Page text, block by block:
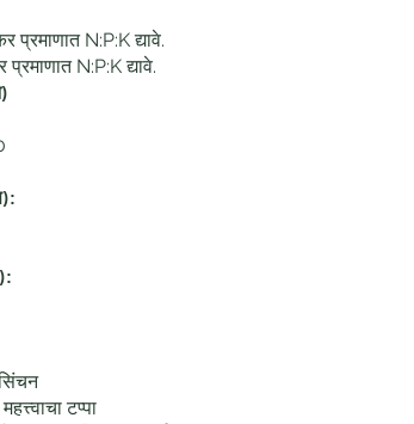
N:P:K द्यावे.
N:P:K द्यावे.
टप्पा